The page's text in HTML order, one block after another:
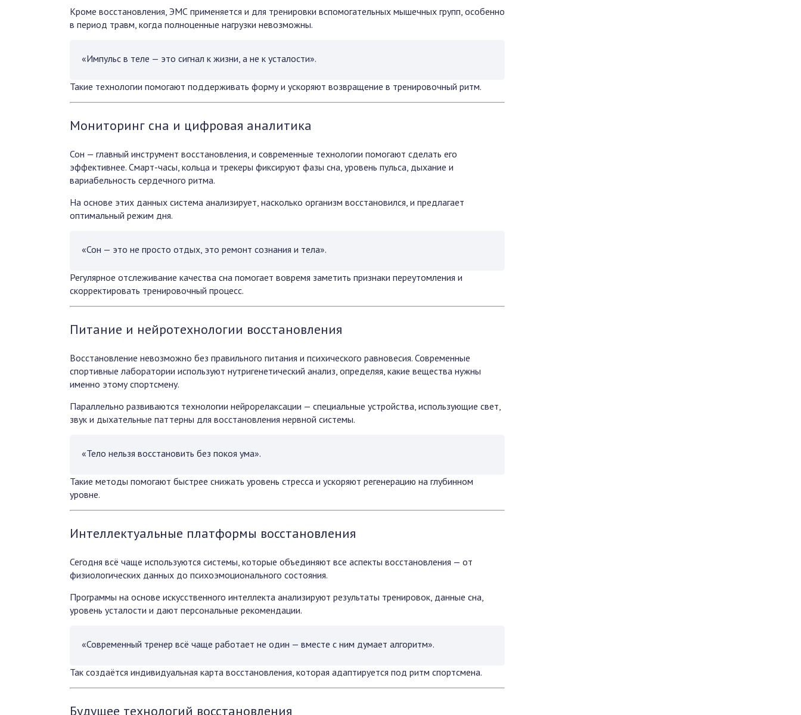
Кроме восстановления, ЭМС применяется и для тренировки вспомогательных мышечных групп, особенно
в период травм, когда полноценные нагрузки невозможны.
«Импульс в теле — это сигнал к жизни, а не к усталости».
Такие технологии помогают поддерживать форму и ускоряют возвращение в тренировочный ритм.
Мониторинг сна и цифровая аналитика
Сон — главный инструмент восстановления, и современные технологии помогают сделать его
эффективнее. Смарт-часы, кольца и трекеры фиксируют фазы сна, уровень пульса, дыхание и
вариабельность сердечного ритма.
На основе этих данных система анализирует, насколько организм восстановился, и предлагает
оптимальный режим дня.
«Сон — это не просто отдых, это ремонт сознания и тела».
Регулярное отслеживание качества сна помогает вовремя заметить признаки переутомления и
скорректировать тренировочный процесс.
Питание и нейротехнологии восстановления
Восстановление невозможно без правильного питания и психического равновесия. Современные
спортивные лаборатории используют нутригенетический анализ, определяя, какие вещества нужны
именно этому спортсмену.
Параллельно развиваются технологии нейрорелаксации — специальные устройства, использующие свет,
звук и дыхательные паттерны для восстановления нервной системы.
«Тело нельзя восстановить без покоя ума».
Такие методы помогают быстрее снижать уровень стресса и ускоряют регенерацию на глубинном
уровне.
Интеллектуальные платформы восстановления
Сегодня всё чаще используются системы, которые объединяют все аспекты восстановления — от
физиологических данных до психоэмоционального состояния.
Программы на основе искусственного интеллекта анализируют результаты тренировок, данные сна,
уровень усталости и дают персональные рекомендации.
«Современный тренер всё чаще работает не один — вместе с ним думает алгоритм».
Так создаётся индивидуальная карта восстановления, которая адаптируется под ритм спортсмена.
Будущее технологий восстановления